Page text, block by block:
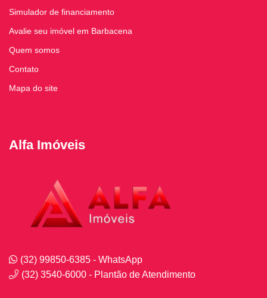
Simulador de financiamento
Avalie seu imóvel em Barbacena
Quem somos
Contato
Mapa do site
Alfa Imóveis
(32) 99850-6385 - WhatsApp
(32) 3540-6000 - Plantão de Atendimento